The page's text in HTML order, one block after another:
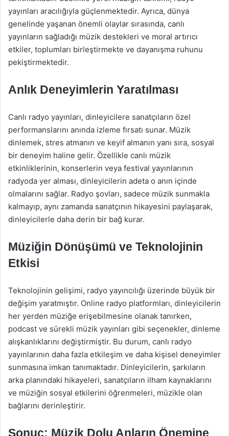
yayınları aracılığıyla güçlenmektedir. Ayrıca, dünya
genelinde yaşanan önemli olaylar sırasında, canlı
yayınların sağladığı müzik destekleri ve moral artırıcı
etkiler, toplumları birleştirmekte ve dayanışma ruhunu
pekiştirmektedir.
Anlık Deneyimlerin Yaratılması
Canlı radyo yayınları, dinleyicilere sanatçıların özel
performanslarını anında izleme fırsatı sunar. Müzik
dinlemek, stres atmanın ve keyif almanın yanı sıra, sosyal
bir deneyim haline gelir. Özellikle canlı müzik
etkinliklerinin, konserlerin veya festival yayınlarının
radyoda yer alması, dinleyicilerin adeta o anın içinde
olmalarını sağlar. Radyo şovları, sadece müzik sunmakla
kalmayıp, aynı zamanda sanatçının hikayesini paylaşarak,
dinleyicilerle daha derin bir bağ kurar.
Müziğin Dönüşümü ve Teknolojinin
Etkisi
Teknolojinin gelişimi, radyo yayıncılığı üzerinde büyük bir
değişim yaratmıştır. Online radyo platformları, dinleyicilerin
her yerden müziğe erişebilmesine olanak tanırken,
podcast ve sürekli müzik yayınları gibi seçenekler, dinleme
alışkanlıklarını değiştirmiştir. Bu durum, canlı radyo
yayınlarının daha fazla etkileşim ve daha kişisel deneyimler
sunmasına imkan tanımaktadır. Dinleyicilerin, şarkıların
arka planındaki hikayeleri, sanatçıların ilham kaynaklarını
ve müziğin sosyal etkilerini öğrenmeleri, müzikle olan
bağlarını derinleştirir.
Sonuç: Müzik Dolu Anların Önemine